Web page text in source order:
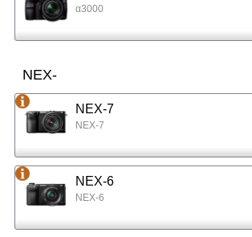
α3000
NEX-
NEX-7
NEX-7
NEX-6
NEX-6